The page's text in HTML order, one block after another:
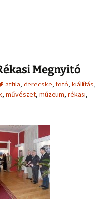
Megnyitó
attila, derecske, fotó, kiállítás,
, művészet, múzeum, rékasi,